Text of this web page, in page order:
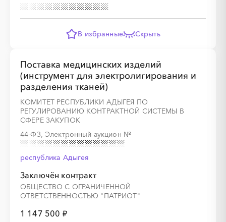
В избранные Скрыть
Поставка медицинских изделий
(инструмент для электролигирования и
разделения тканей)
КОМИТЕТ РЕСПУБЛИКИ АДЫГЕЯ ПО
РЕГУЛИРОВАНИЮ КОНТРАКТНОЙ СИСТЕМЫ В
СФЕРЕ ЗАКУПОК
44-ФЗ, Электронный аукцион №
республика Адыгея
Заключён контракт
ОБЩЕСТВО С ОГРАНИЧЕННОЙ
ОТВЕТСТВЕННОСТЬЮ "ПАТРИОТ"
1 147 500 ₽
░░░░░░░░░░░
░░░ ░░ ░ ░░░░
░ ░ ░ ░ ░░ ░ ░